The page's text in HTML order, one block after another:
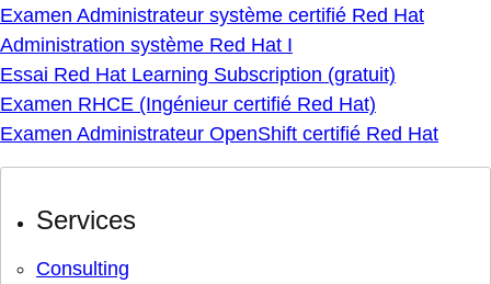
Examen Administrateur système certifié Red Hat
Administration système Red Hat I
Essai Red Hat Learning Subscription (gratuit)
Examen RHCE (Ingénieur certifié Red Hat)
Examen Administrateur OpenShift certifié Red Hat
Services
Consulting